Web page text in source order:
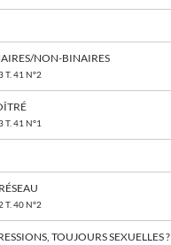
NON-BINAIRES
T. 41 N°2
T. 41 N°1
T. 40 N°2
TOUJOURS SEXUELLES ?